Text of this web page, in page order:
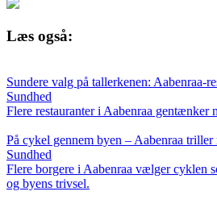
Læs også:
Sundere valg på tallerkenen: Aabenraa-
Sundhed
Flere restauranter i Aabenraa
På cykel gennem byen – Aabenraa
Sundhed
Flere borgere i Aabenraa vælger cyklen
og byens trivsel.